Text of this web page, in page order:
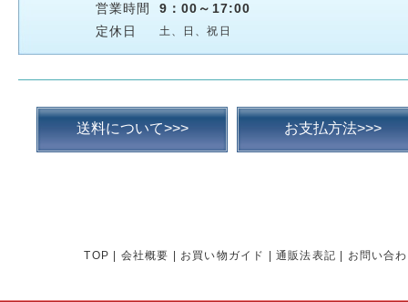
営業時間
9：00～17:00
定休日
土、日、祝日
送料について>>> お支払方法>>>
TOP 会社概要 お買い物ガイド 通販法表記 お問い合